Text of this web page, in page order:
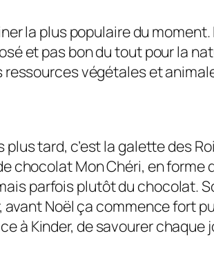
la plus populaire du moment.
et pas bon du tout pour la
végétales et
tard, c’est la galette des
chocolat Mon Chéri, en forme
parfois plutôt du chocolat.
Noël ça commence fort
à Kinder, de savourer chaque